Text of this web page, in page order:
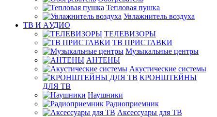
Тепловая пушка
Увлажнитель воздуха
ТВ И AУДИО
ТЕЛЕВИЗОРЫ
ТВ ПРИСТАВКИ
Музыкальные центры
АНТЕНЫ
Акустические системы
КРОНШТЕЙНЫ
ДЛЯ ТВ
Наушники
Радиоприемник
Аксессуары для ТВ